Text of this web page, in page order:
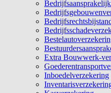
Extra Bouwwerk-
Inboedelverzekering